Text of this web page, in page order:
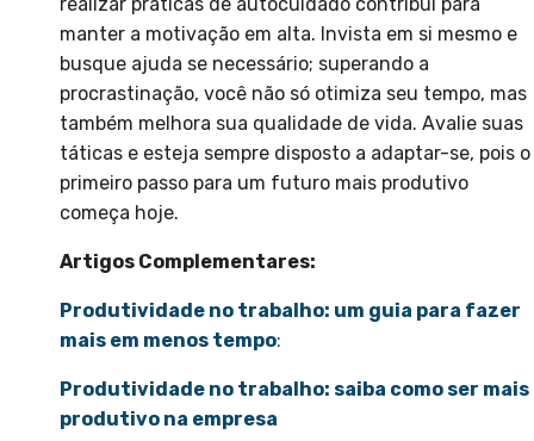
manter a motivação em alta. Invista em si mesmo e
busque ajuda se necessário; superando a
procrastinação, você não só otimiza seu tempo, mas
também melhora sua qualidade de vida. Avalie suas
táticas e esteja sempre disposto a adaptar-se, pois o
primeiro passo para um futuro mais produtivo
começa hoje.
Artigos Complementares:
Produtividade no trabalho: um guia para fazer
mais em menos tempo:
Produtividade no trabalho: saiba como ser mais
produtivo na empresa